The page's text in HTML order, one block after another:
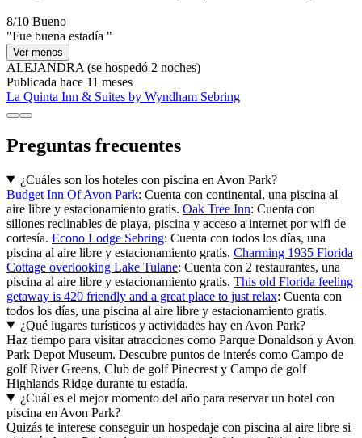
8/10 Bueno
"Fue buena estadía "
Ver menos
ALEJANDRA (se hospedó 2 noches)
Publicada hace 11 meses
La Quinta Inn & Suites by Wyndham Sebring
Preguntas frecuentes
¿Cuáles son los hoteles con piscina en Avon Park?
Budget Inn Of Avon Park: Cuenta con continental, una piscina al
aire libre y estacionamiento gratis. Oak Tree Inn: Cuenta con
sillones reclinables de playa, piscina y acceso a internet por wifi de
cortesía. Econo Lodge Sebring: Cuenta con todos los días, una
piscina al aire libre y estacionamiento gratis. Charming 1935 Florida
Cottage overlooking Lake Tulane: Cuenta con 2 restaurantes, una
piscina al aire libre y estacionamiento gratis. This old Florida feeling
getaway is 420 friendly and a great place to just relax: Cuenta con
todos los días, una piscina al aire libre y estacionamiento gratis.
¿Qué lugares turísticos y actividades hay en Avon Park?
Haz tiempo para visitar atracciones como Parque Donaldson y Avon
Park Depot Museum. Descubre puntos de interés como Campo de
golf River Greens, Club de golf Pinecrest y Campo de golf
Highlands Ridge durante tu estadía.
¿Cuál es el mejor momento del año para reservar un hotel con
piscina en Avon Park?
Quizás te interese conseguir un hospedaje con piscina al aire libre si